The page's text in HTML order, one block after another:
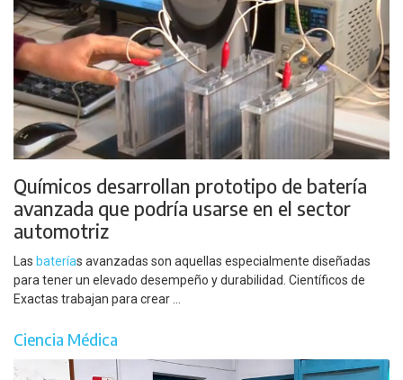
Químicos desarrollan prototipo de batería
avanzada que podría usarse en el sector
automotriz
Las baterías avanzadas son aquellas especialmente diseñadas
para tener un elevado desempeño y durabilidad. Científicos de
Exactas trabajan para crear ...
Ciencia Médica